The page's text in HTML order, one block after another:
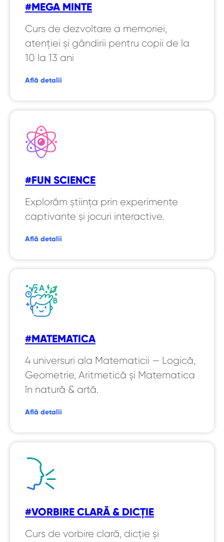
#MEGA MINTE
Curs de dezvoltare a memoriei,
atenției și gândirii pentru copii de la
10 la 13 ani
Află detalii
#FUN SCIENCE
Explorăm știința prin experimente
captivante și jocuri interactive.
Află detalii
#MATEMATICA
4 universuri ala Matematicii — Logică,
Geometrie, Aritmetică și Matematica
în natură & artă.
Află detalii
#VORBIRE CLARĂ & DICȚIE
Curs de vorbire clară, dicție și